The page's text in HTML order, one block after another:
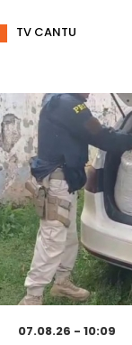
TV CANTU
07.08.26 - 10:09